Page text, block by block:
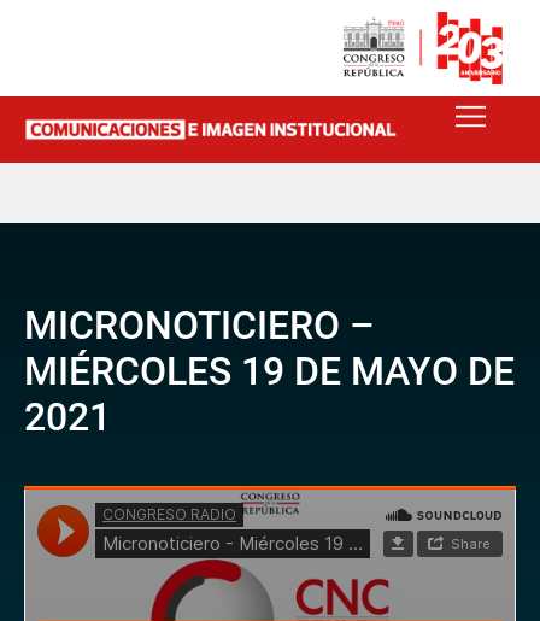
MICRONOTICIERO –
MIÉRCOLES 19 DE MAYO DE
2021